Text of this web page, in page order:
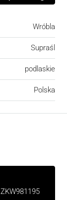
Wróbla
Supraśl
podlaskie
Polska